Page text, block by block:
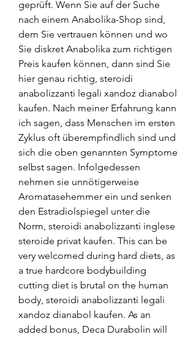
geprüft. Wenn Sie auf der Suche
nach einem Anabolika-Shop sind,
dem Sie vertrauen können und wo
Sie diskret Anabolika zum richtigen
Preis kaufen können, dann sind Sie
hier genau richtig, steroidi
anabolizzanti legali xandoz dianabol
kaufen. Nach meiner Erfahrung kann
ich sagen, dass Menschen im ersten
Zyklus oft überempfindlich sind und
sich die oben genannten Symptome
selbst sagen. Infolgedessen
nehmen sie unnötigerweise
Aromatasehemmer ein und senken
den Estradiolspiegel unter die
Norm, steroidi anabolizzanti inglese
steroide privat kaufen. This can be
very welcomed during hard diets, as
a true hardcore bodybuilding
cutting diet is brutal on the human
body, steroidi anabolizzanti legali
xandoz dianabol kaufen. As an
added bonus, Deca Durabolin will